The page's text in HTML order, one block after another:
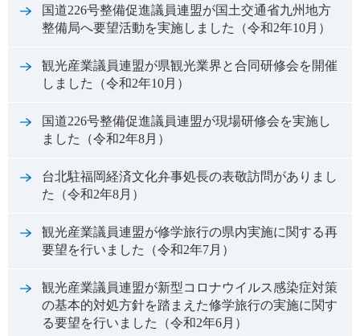
国道226号整備促進議員連盟が国土交通省九州地方
整備局へ要望活動を実施しました（令和2年10月）
観光産業議員連盟が県観光業界と合同研修会を開催
しました（令和2年10月）
国道226号整備促進議員連盟が現場研修会を実施し
ました（令和2年8月）
台北駐福岡経済文化弁事処長の表敬訪問がありまし
た（令和2年8月）
観光産業議員連盟が修学旅行の県内実施に関する再
要望を行いました（令和2年7月）
観光産業議員連盟が新型コロナウイルス感染症対策
の基本的対処方針を踏まえた修学旅行の実施に関す
る要望を行いました（令和2年6月）